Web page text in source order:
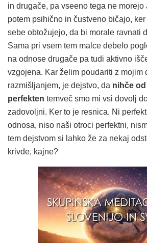
in drugače, pa vseeno tega ne
potem psihično in čustveno bičajo,
sebe obtožujejo, da bi morale ravnati
Sama pri vsem tem malce debelo
na odnose drugače pa tudi aktivno
vzgojena. Kar želim poudariti z mojim
razmišljanjem, je dejstvo, da nihče
perfekten temveč smo mi vsi dovolj
zadovoljni. Ker to je resnica. Ni
odnosa, niso naši otroci perfektni,
tem dejstvom si lahko že za nekaj
krivde, kajne?